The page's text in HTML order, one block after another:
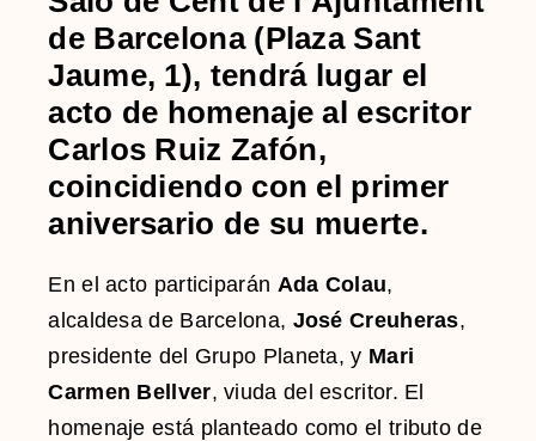
de Barcelona (Plaza Sant
Jaume, 1), tendrá lugar el
acto de homenaje al escritor
Carlos Ruiz Zafón,
coincidiendo con el primer
aniversario de su muerte.
En el acto participarán Ada Colau,
alcaldesa de Barcelona, José Creuheras,
presidente del Grupo Planeta, y Mari
Carmen Bellver, viuda del escritor. El
homenaje está planteado como el tributo de